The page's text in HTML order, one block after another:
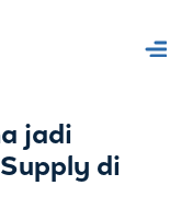
jadi
di